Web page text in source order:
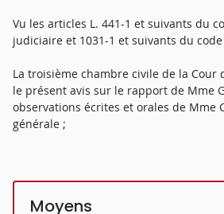
Vu les articles L. 441-1 et suivants du
judiciaire et 1031-1 et suivants du
La troisième chambre civile de la Cour
le présent avis sur le rapport de Mme
observations écrites et orales de Mme
générale ;
Moyens